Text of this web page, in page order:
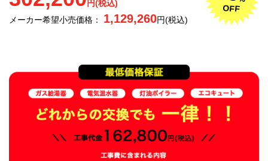
円(税込)
メーカー希望小売価格： 1,129,260円(税込)
OFF